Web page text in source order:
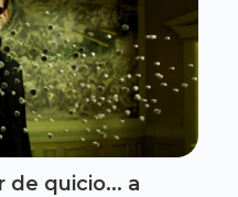
de quicio... a